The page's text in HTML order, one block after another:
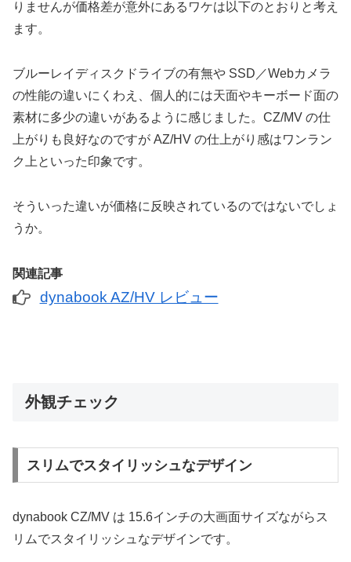
りませんが価格差が意外にあるワケは以下のとおりと考え
ます。
ブルーレイディスクドライブの有無や SSD／Webカメラ
の性能の違いにくわえ、個人的には天面やキーボード面の
素材に多少の違いがあるように感じました。CZ/MV の仕
上がりも良好なのですが AZ/HV の仕上がり感はワンラン
ク上といった印象です。
そういった違いが価格に反映されているのではないでしょ
うか。
関連記事
dynabook AZ/HV レビュー
外観チェック
スリムでスタイリッシュなデザイン
dynabook CZ/MV は 15.6インチの大画面サイズながらス
リムでスタイリッシュなデザインです。